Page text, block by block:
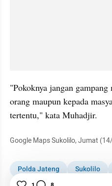
"Pokoknya jangan
orang maupun kepada
tertentu," kata Muhadjir.
Google Maps Sukolilo, Jumat
Polda Jateng Sukolilo